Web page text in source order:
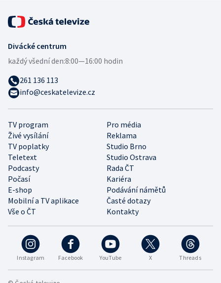
Instagram Facebook YouTube X Threads
TV program
Pro média
Živé vysílání
Reklama
TV poplatky
Studio Brno
Teletext
Studio Ostrava
Podcasty
Rada ČT
Počasí
Kariéra
E-shop
Podávání námětů
Mobilní a TV aplikace
Časté dotazy
Vše o ČT
Kontakty
Divácké centrum
každý všední den:8:00—16:00 hodin
261 136 113
info@ceskatelevize.cz